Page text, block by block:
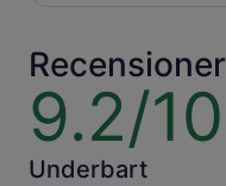
Recensioner
9.2/10
9.2
av
10
Underbart